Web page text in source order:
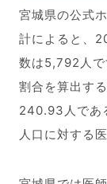
宮城県の公式
計によると、
数は5,792人で
割合を算出す
240.93人であ
人口に対する